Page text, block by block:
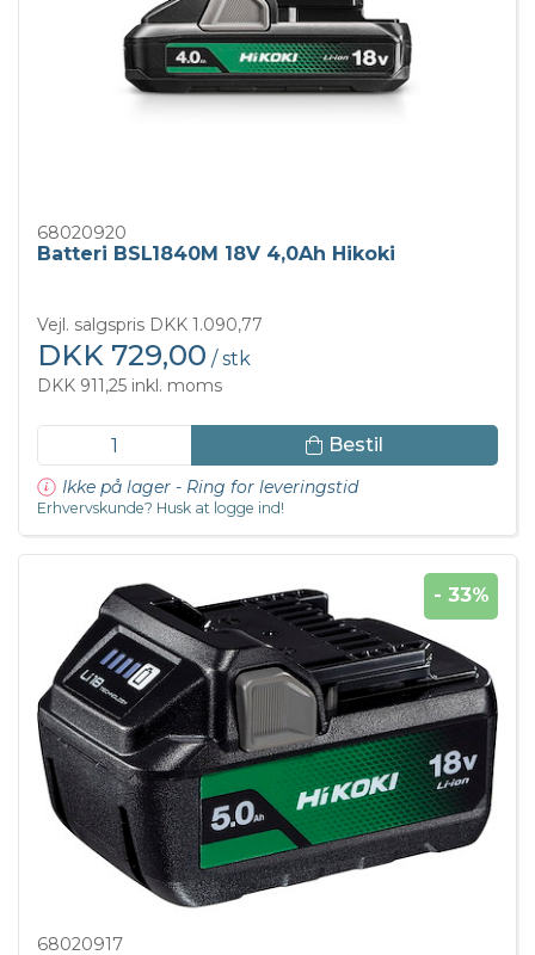
68020920
Batteri BSL1840M 18V 4,0Ah Hikoki
Vejl. salgspris DKK 1.090,77
DKK 729,00 / stk
DKK 911,25 inkl. moms
Bestil
Ikke på lager - Ring for leveringstid
Erhvervskunde? Husk at logge ind!
- 33%
68020917